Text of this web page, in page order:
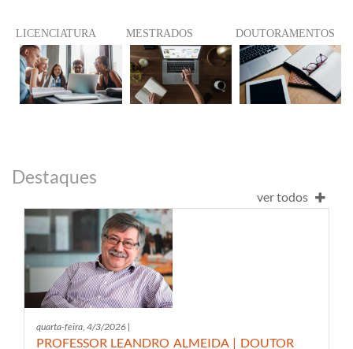
LICENCIATURA ​MESTRADOS DOUTORAMENTOS
Destaques
ver todos
quarta-feira, 4/3/2026 |
PROFESSOR LEANDRO ALMEIDA | DOUTOR